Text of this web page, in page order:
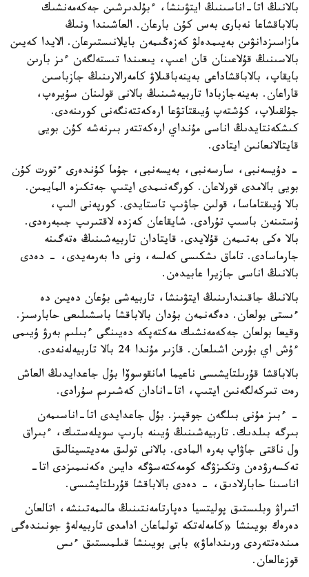
بالانىڭ اتا-اناسىنىڭ ايتۋىنشا، ءبۇلدىرشىن جەكەمەنشىك
بالاباقشاعا نەبارى بەس كۇن بارعان. العاشىندا ونىڭ
مازاسىزدانۋىن بەيىمدەلۋ كەزەڭىمەن بايلانىستىرعان. الايدا كەيىن
بالاسىنىڭ قۇلاعىنان قان اعىپ، يىعىندا تىستەلگەن ءىز بارىن
بايقاپ، بالاباقشاداعى بەينەباقىلاۋ كامەرالارىنىڭ جازباسىن
قاراعان. بەينەجازبادا تاربيەشىنىڭ بالانى قولىنان سۇيرەپ،
جۇلقىلاپ، كۇشتەپ ۇيىقتاتۋعا ارەكەتتەنگەنى كورىنەدى.
كىشكەنتايدىڭ اناسى مۇنداي ارەكەتتەر بىرنەشە كۇن بويى
قايتالانعانىن ايتادى.
- دۇيسەنبى، سارسەنبى، بەيسەنبى، جۇما كۇندەرى ءتورت كۇن
بويى بالامدى قورلاعان. كورگەنىمدى ايتىپ جەتكىزە المايمىن.
بالا ۇيىقتاماسا، قولىن جاۋىپ تاستايدى. كورپەنى الىپ،
ۇستىنەن باسىپ تۇرادى. شايقاعان كەزدە لاقتىرىپ جىبەرەدى.
بالا ەكى بەتىمەن قۇلايدى. قايتادان تاربيەشىنىڭ ەتەگىنە
جارماسادى. تاماق ىشكىسى كەلسە، ونى دا بەرمەيدى، - دەدى
بالانىڭ اناسى جازيرا عابيدەن.
بالانىڭ جاقىندارىنىڭ ايتۋىنشا، تاربيەشى بۇعان دەيىن دە
ءىستى بولعان. دەگەنمەن بۇدان بالاباقشا باسشىلىعى حابارسىز.
وقيعا بولعان جەكەمەنشىك مەكتەپكە دەيىنگى ءبىلىم بەرۋ ۇيىمى
ءۇش اي بۇرىن اشىلعان. قازىر مۇندا 24 بالا تاربيەلەنەدى.
بالاباقشا قۇرىلتايشىسى ناعيما امانقوسوۆا بۇل جاعدايدىڭ العاش
رەت تىركەلگەنىن ايتىپ، اتا-انادان كەشىرىم سۇرادى.
- ءبىز مۇنى بىلگەن جوقپىز. بۇل جاعدايدى اتا-اناسىمەن
بىرگە بىلدىك. تاربيەشىنىڭ ۇيىنە بارىپ سويلەستىك، ءبىراق
ول ناقتى جاۋاپ بەرە المادى. بالانى تولىق مەديتسينالىق
تەكسەرۋدەن وتكىزۋگە كومەكتەسۋگە دايىن ەكەنىمىزدى اتا-
اناسىنا حابارلادىق، - دەدى بالاباقشا قۇرىلتايشىسى.
اتىراۋ وبلىستىق پوليتسيا دەپارتامەنتىنىڭ مالىمەتىنشە، اتالعان
دەرەك بويىنشا «كامەلەتكە تولماعان ادامدى تاربيەلەۋ جونىندەگى
مىندەتتەردى ورىنداماۋ» بابى بويىنشا قىلمىستىق ءىس
قوزعالعان.